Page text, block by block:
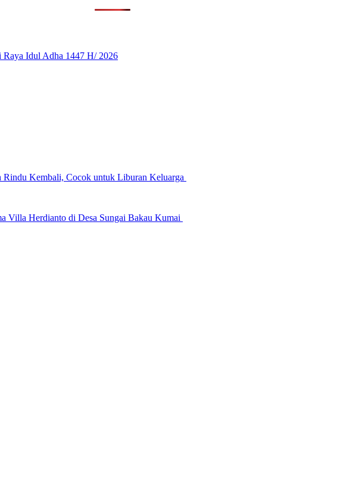
Raya Idul Adha 1447 H/ 2026
Kembali, Cocok untuk Liburan Keluarga
Villa Herdianto di Desa Sungai Bakau Kumai